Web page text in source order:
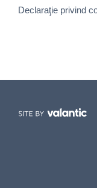
Declaraţie privind